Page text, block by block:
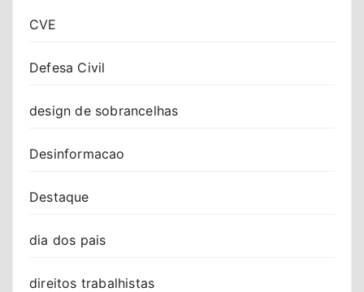
CVE
Defesa Civil
design de sobrancelhas
Desinformacao
Destaque
dia dos pais
direitos trabalhistas